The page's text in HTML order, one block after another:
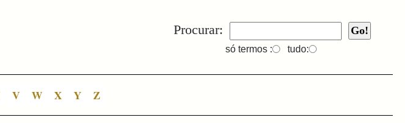
Procurar:
só termos : tudo:
V W X Y Z